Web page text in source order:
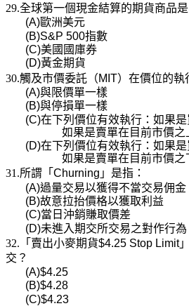
29.全球第一個現金結算的期貨商品是
(A)歐洲美元
(B)S&P 500指數
(C)美國國庫券
(D)黃金期貨
30.觸及市價委託（MIT）在價位的執
(A)與限價單一樣
(B)與停損單一樣
(C)在下列價位有效執行：如果
如果是賣單在目前市價之
(D)在下列價位有效執行：如果
如果是賣單在目前市價之
31.所謂「 Churning 」是指：
(A)過量交易以獲得不當交易佣金
(B)故意拉抬價格以獲取利益
(C)當日沖銷賺取價差
(D)未進入期交所交易之對作行為
32.「賣出小麥期貨$4.25 Stop Limit
交？
(A)$4.25
(B)$4.28
(C)$4.23